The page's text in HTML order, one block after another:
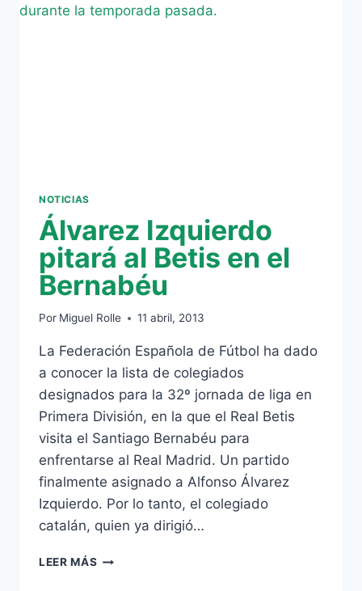
ABRIL
NOTICIAS
Álvarez Izquierdo
pitará al Betis en el
Bernabéu
Por Miguel Rolle 11 abril, 2013
La Federación Española de Fútbol ha dado
a conocer la lista de colegiados
designados para la 32º jornada de liga en
Primera División, en la que el Real Betis
visita el Santiago Bernabéu para
enfrentarse al Real Madrid. Un partido
finalmente asignado a Alfonso Álvarez
Izquierdo. Por lo tanto, el colegiado
catalán, quien ya dirigió…
LEER MÁS ÁLVAREZ